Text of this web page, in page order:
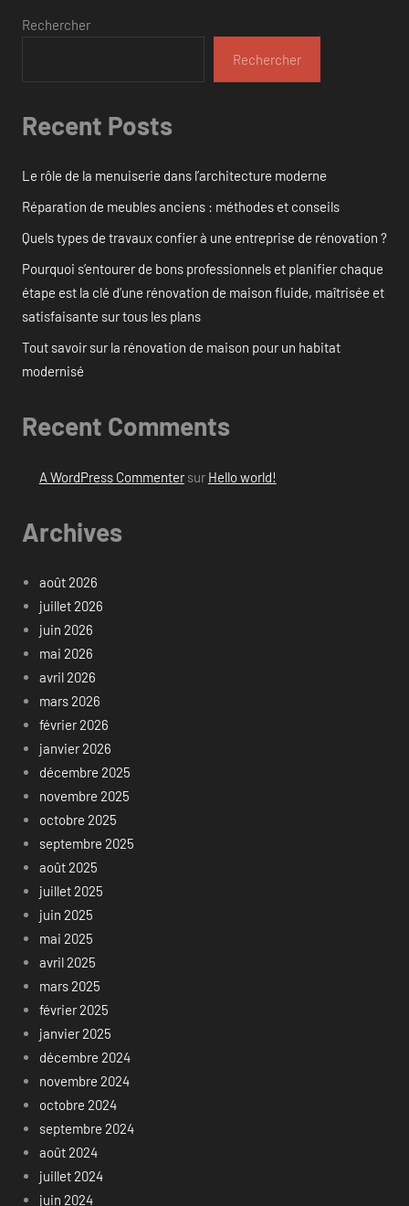
Rechercher
Rechercher
Recent Posts
Le rôle de la menuiserie dans l’architecture moderne
Réparation de meubles anciens : méthodes et conseils
Quels types de travaux confier à une entreprise de rénovation ?
Pourquoi s’entourer de bons professionnels et planifier chaque
étape est la clé d’une rénovation de maison fluide, maîtrisée et
satisfaisante sur tous les plans
Tout savoir sur la rénovation de maison pour un habitat
modernisé
Recent Comments
A WordPress Commentersur Hello world!
Archives
août 2026
juillet 2026
juin 2026
mai 2026
avril 2026
mars 2026
février 2026
janvier 2026
décembre 2025
novembre 2025
octobre 2025
septembre 2025
août 2025
juillet 2025
juin 2025
mai 2025
avril 2025
mars 2025
février 2025
janvier 2025
décembre 2024
novembre 2024
octobre 2024
septembre 2024
août 2024
juillet 2024
juin 2024